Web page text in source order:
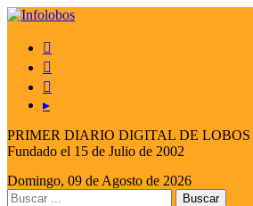



▸
PRIMER DIARIO DIGITAL DE LOBOS
Fundado el 15 de Julio de 2002
Domingo, 09 de Agosto de 2026